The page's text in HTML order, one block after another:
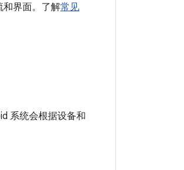
界面。了解常见
系统会根据设备和